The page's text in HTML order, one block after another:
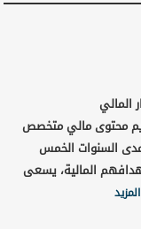
المالي
محتوى مالي متخصص
مدى السنوات الخمس
المالية، يسعى